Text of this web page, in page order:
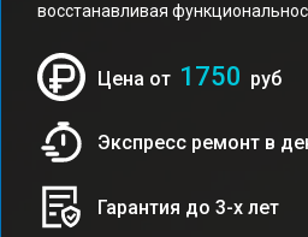
восстанавливая
Цена от 1750 руб
Экспресс ремонт в
Гарантия до 3-х лет